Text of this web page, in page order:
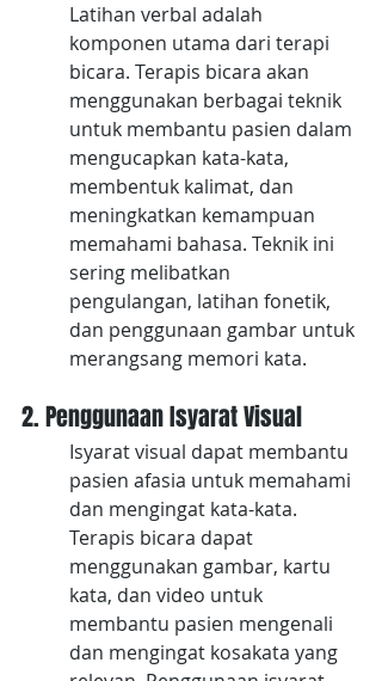
Latihan verbal adalah
komponen utama dari terapi
bicara. Terapis bicara akan
menggunakan berbagai teknik
untuk membantu pasien dalam
mengucapkan kata-kata,
membentuk kalimat, dan
meningkatkan kemampuan
memahami bahasa. Teknik ini
sering melibatkan
pengulangan, latihan fonetik,
dan penggunaan gambar untuk
merangsang memori kata.
2. Penggunaan Isyarat Visual
Isyarat visual dapat membantu
pasien afasia untuk memahami
dan mengingat kata-kata.
Terapis bicara dapat
menggunakan gambar, kartu
kata, dan video untuk
membantu pasien mengenali
dan mengingat kosakata yang